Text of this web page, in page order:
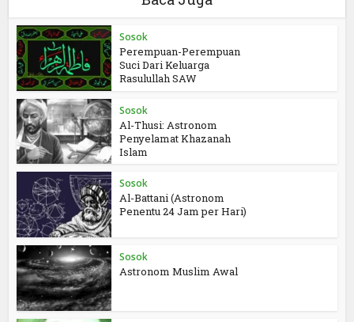
Sosok
Perempuan-Perempuan
Suci Dari Keluarga
Rasulullah SAW
Sosok
Al-Thusi: Astronom
Penyelamat Khazanah
Islam
Sosok
Al-Battani (Astronom
Penentu 24 Jam per Hari)
Sosok
Astronom Muslim Awal